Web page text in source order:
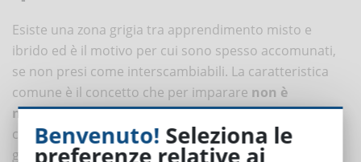
Esiste una zona grigia tra apprendimento misto e
ibrido ed è il motivo per cui sono spesso accomunati,
se non presi come interscambiabili. La caratteristica
comune è il concetto che per imparare non è
necessario essere fisicamente presenti in classe, ma
che si può apprendere anche online e a distanza, in
generale. Mentre l’apprendimento blended si limita
Benvenuto! Seleziona le
preferenze relative ai